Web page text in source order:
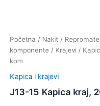
Početna / Nakit /
komponente / Krajevi /
kom
Kapica i krajevi
J13-15 Kapica kraj,